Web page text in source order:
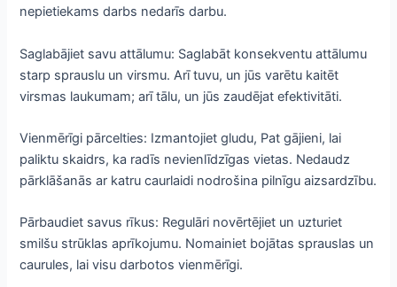
nepietiekams darbs nedarīs darbu.
Saglabājiet savu attālumu: Saglabāt konsekventu attālumu
starp sprauslu un virsmu. Arī tuvu, un jūs varētu kaitēt
virsmas laukumam; arī tālu, un jūs zaudējat efektivitāti.
Vienmērīgi pārcelties: Izmantojiet gludu, Pat gājieni, lai
paliktu skaidrs, ka radīs nevienlīdzīgas vietas. Nedaudz
pārklāšanās ar katru caurlaidi nodrošina pilnīgu aizsardzību.
Pārbaudiet savus rīkus: Regulāri novērtējiet un uzturiet
smilšu strūklas aprīkojumu. Nomainiet bojātas sprauslas un
caurules, lai visu darbotos vienmērīgi.